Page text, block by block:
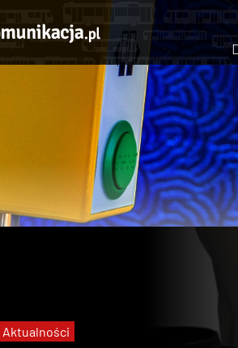
Aktualności